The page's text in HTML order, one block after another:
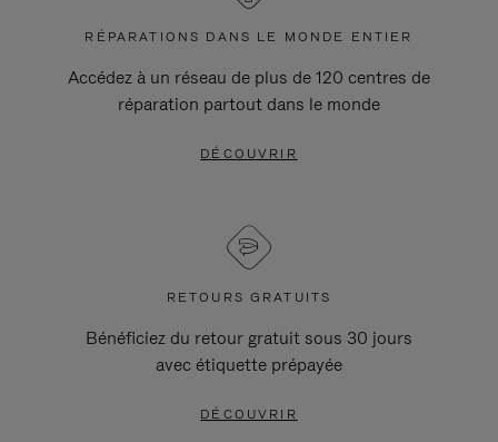
RÉPARATIONS DANS LE MONDE ENTIER
Accédez à un réseau de plus de 120 centres de
réparation partout dans le monde
DÉCOUVRIR
RETOURS GRATUITS
Bénéficiez du retour gratuit sous 30 jours
avec étiquette prépayée
DÉCOUVRIR